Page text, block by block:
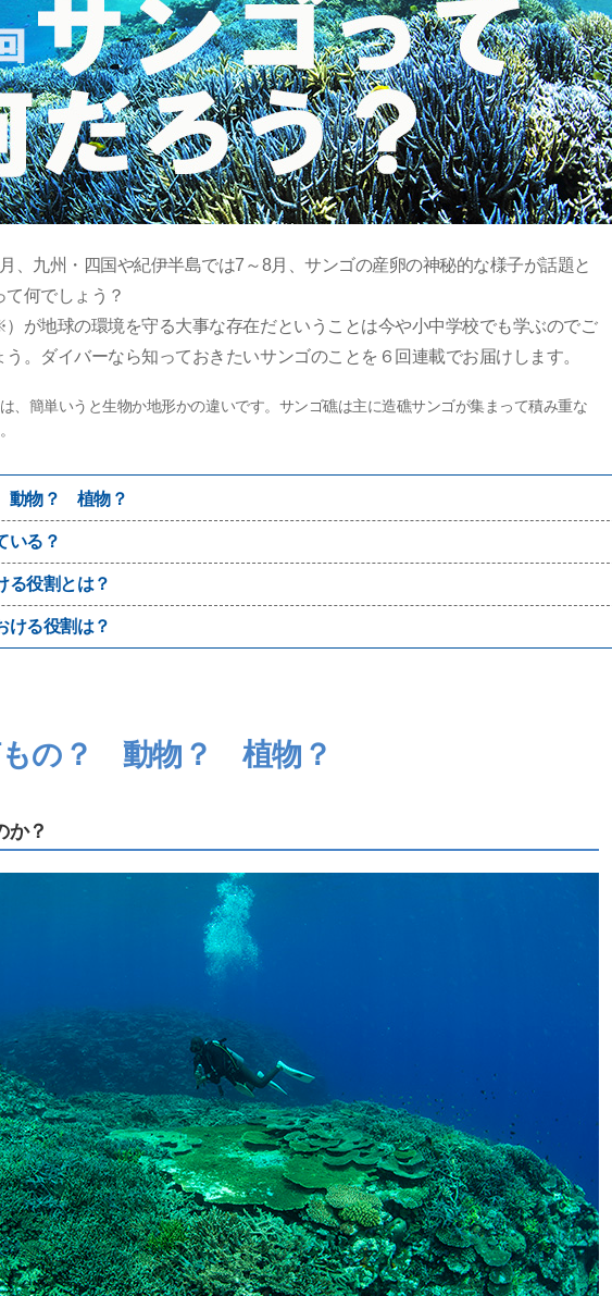
、九州・四国や紀伊半島では7～8月、サンゴの産卵の神秘的な様子が話題と
何でしょう？
が地球の環境を守る大事な存在だということは今や小中学校でも学ぶのでご
。ダイバーなら知っておきたいサンゴのことを６回連載でお届けします。
、簡単いうと生物か地形かの違いです。サンゴ礁は主に造礁サンゴが集まって積み重な
動物？ 植物？
いる？
る役割とは？
ける役割は？
もの？ 動物？ 植物？
？